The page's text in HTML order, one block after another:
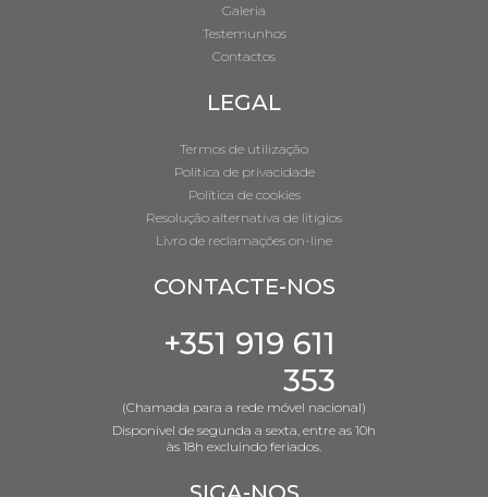
Galeria
Testemunhos
Contactos
LEGAL
Termos de utilização
Política de privacidade
Política de cookies
Resolução alternativa de litígios
Livro de reclamações on-line
CONTACTE-NOS
+351 919 611
353
(Chamada para a rede móvel nacional)
Disponivel de segunda a sexta, entre as 10h
às 18h excluindo feriados.